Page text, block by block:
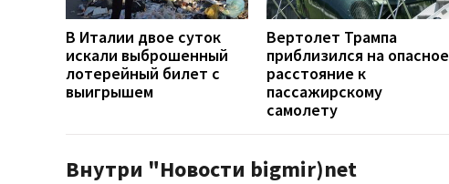
В Италии двое суток
искали выброшенный
лотерейный билет с
выигрышем
Вертолет Трампа
приблизился на опасное
расстояние к
пассажирскому
самолету
Внутри "Новости bigmir)net